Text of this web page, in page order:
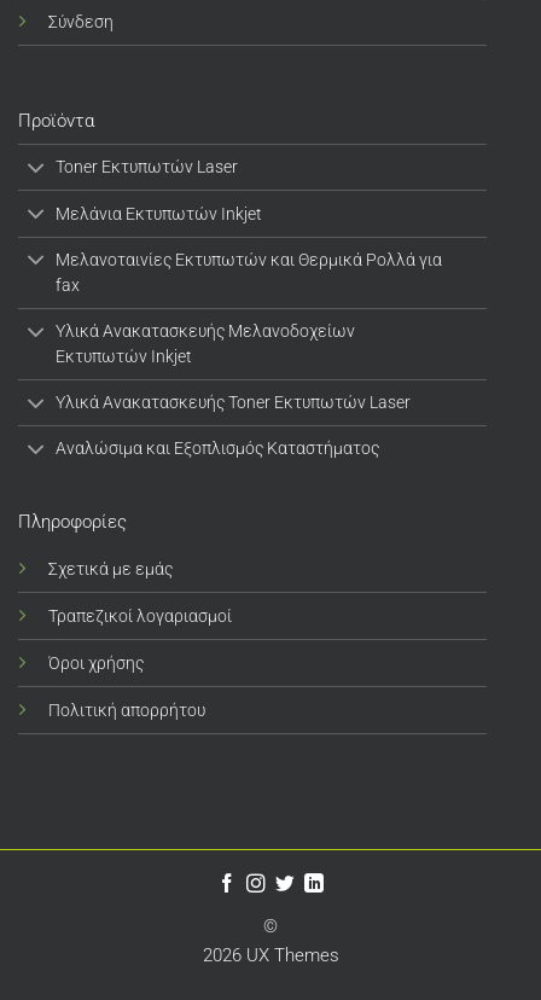
Σύνδεση
Προϊόντα
Toner Εκτυπωτών Laser
Μελάνια Εκτυπωτών Inkjet
Μελανοταινίες Εκτυπωτών και Θερμικά Ρολλά για
fax
Υλικά Ανακατασκευής Μελανοδοχείων
Εκτυπωτών Inkjet
Υλικά Ανακατασκευής Toner Εκτυπωτών Laser
Αναλώσιμα και Εξοπλισμός Καταστήματος
Πληροφορίες
Σχετικά με εμάς
Τραπεζικοί λογαριασμοί
Όροι χρήσης
Πολιτική απορρήτου
©
2026 UX Themes